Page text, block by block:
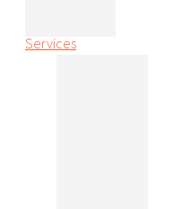
Services